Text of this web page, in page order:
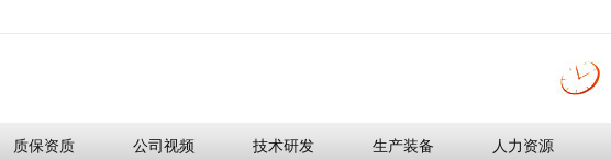
质保资质 公司视频 技术研发 生产装备 人力资源